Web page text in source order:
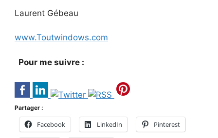
Laurent Gébeau
www.Toutwindows.com
Pour me suivre :
Partager :
Facebook LinkedIn Pinterest